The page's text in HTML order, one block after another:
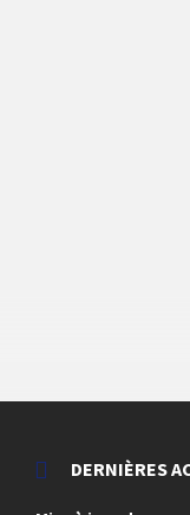
DERNIÈRES